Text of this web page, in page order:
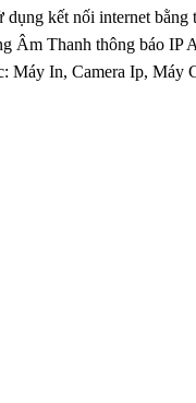
kết nối internet bằng
Thanh thông báo IP
Máy In, Camera Ip, Máy